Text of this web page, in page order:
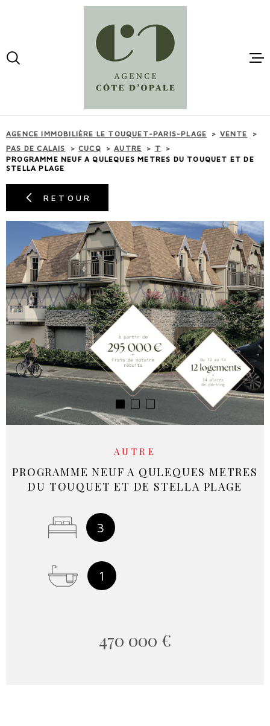
recherche
principal
VENTES
MAIL -
NOS
NOTRE
AGENCE IMMOBILIÈRE LE TOUQUET-PARIS-PLAGE
VENTE
PAS DE CALAIS
CUCQ AUTRE
T
PROGRAMME NEUF A QULEQUES METRES DU TOUQUET ET DE
STELLA PLAGE
RETOUR
AUTRE
PROGRAMME NEUF A QULEQUES METRES
DU TOUQUET ET DE STELLA PLAGE
3
1
470 000 €
RECHERCHE
D'OFFRE
ACHETER
TYPE
DE
BIEN
TYPE DE BIEN
BUDGET
BUDGET
RECHERCHER